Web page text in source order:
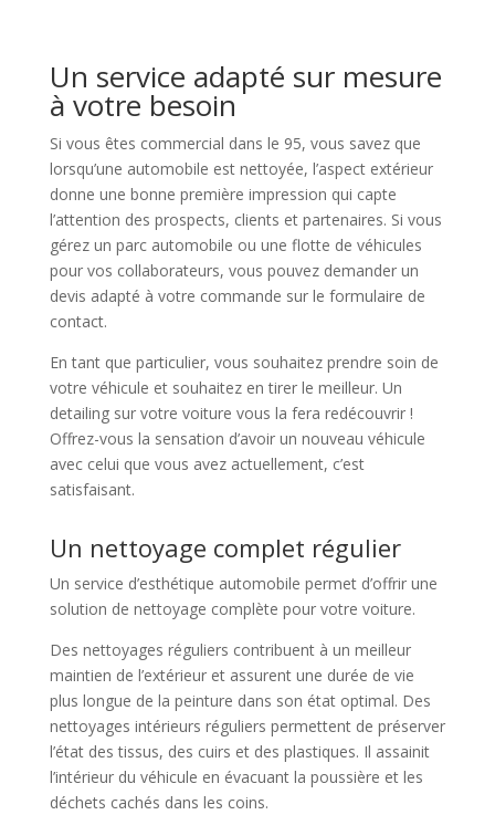
Un service adapté sur mesure
à votre besoin
Si vous êtes commercial dans le 95, vous savez que
lorsqu’une automobile est nettoyée, l’aspect extérieur
donne une bonne première impression qui capte
l’attention des prospects, clients et partenaires. Si vous
gérez un parc automobile ou une flotte de véhicules
pour vos collaborateurs, vous pouvez demander un
devis adapté à votre commande sur le formulaire de
contact.
En tant que particulier, vous souhaitez prendre soin de
votre véhicule et souhaitez en tirer le meilleur. Un
detailing sur votre voiture vous la fera redécouvrir !
Offrez-vous la sensation d’avoir un nouveau véhicule
avec celui que vous avez actuellement, c’est
satisfaisant.
Un nettoyage complet régulier
Un service d’esthétique automobile permet d’offrir une
solution de nettoyage complète pour votre voiture.
Des nettoyages réguliers contribuent à un meilleur
maintien de l’extérieur et assurent une durée de vie
plus longue de la peinture dans son état optimal. Des
nettoyages intérieurs réguliers permettent de préserver
l’état des tissus, des cuirs et des plastiques. Il assainit
l’intérieur du véhicule en évacuant la poussière et les
déchets cachés dans les coins.